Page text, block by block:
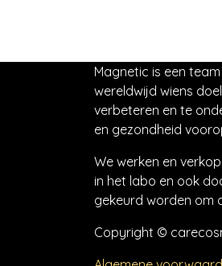
Magnetic is een
wereldwijd wiens
verbeteren en te
en gezondheid
We werken en
in het labo en ook
gekeurd worden om
Copyright ©